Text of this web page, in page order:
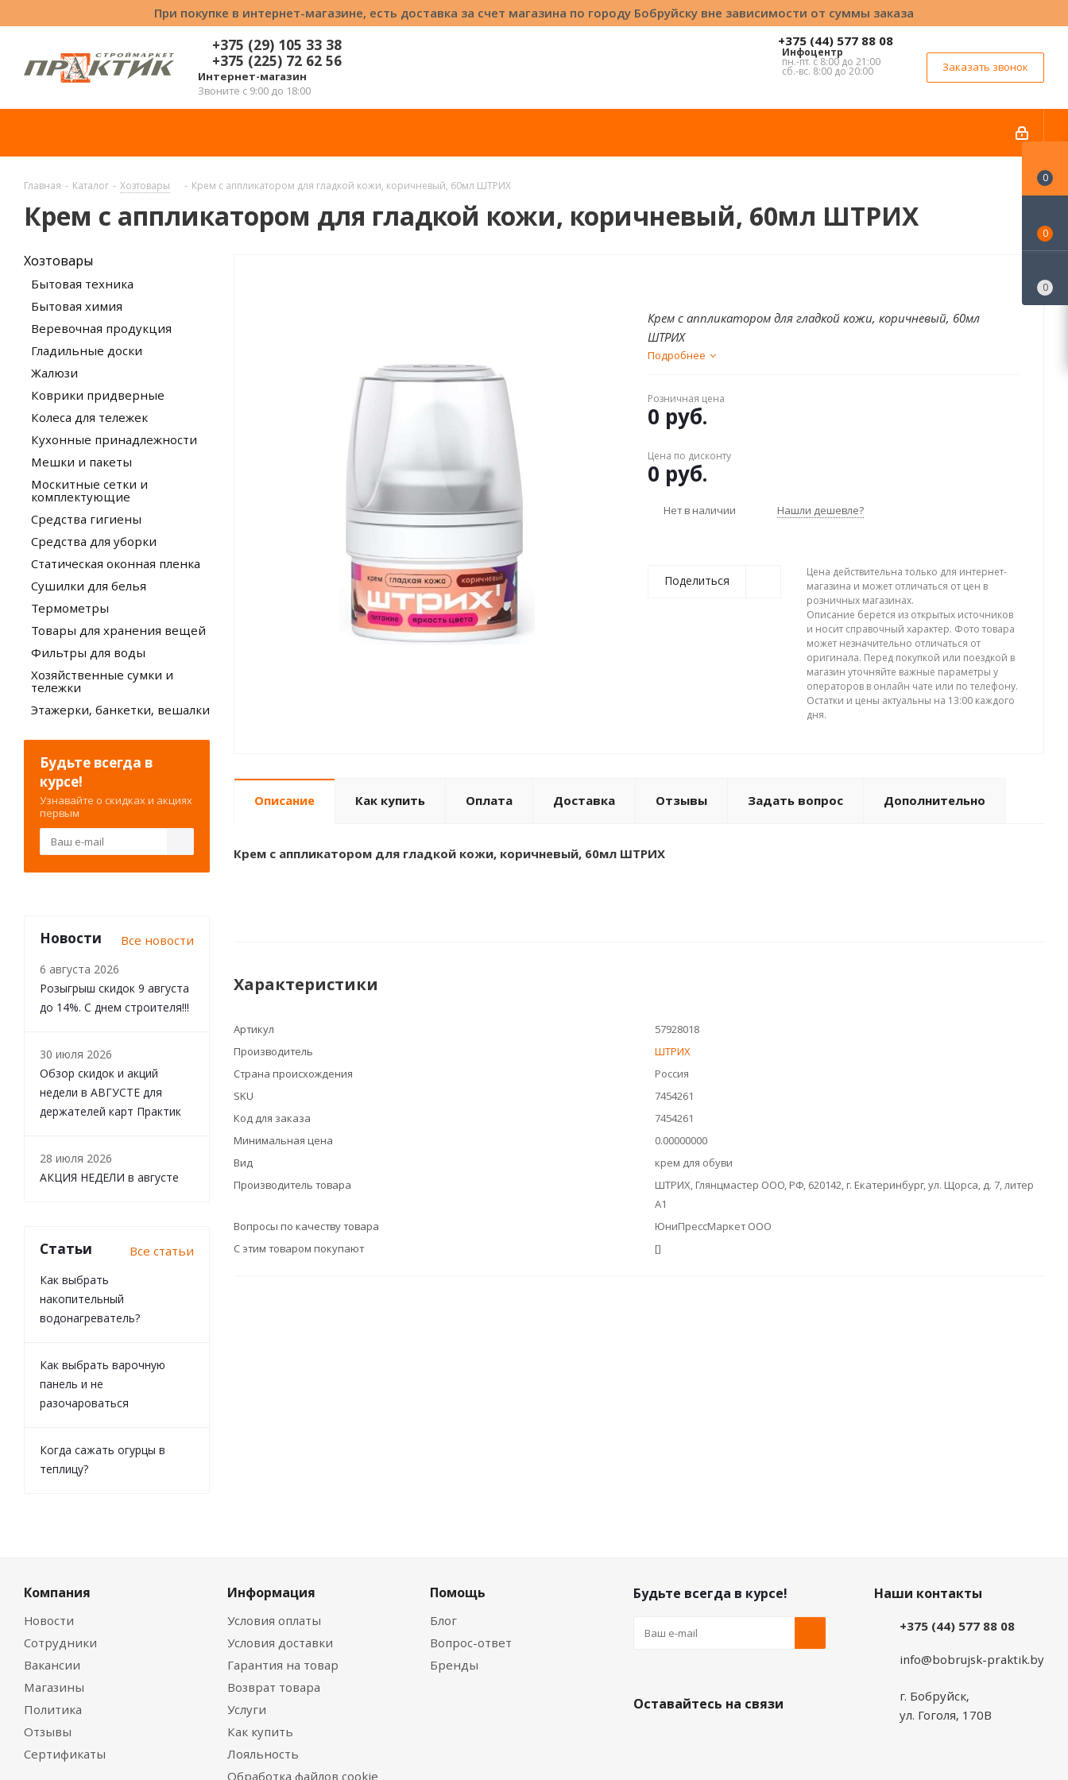
При покупке в интернет-магазине, есть доставка за счет магазина по городу Бобруйску вне зависимости от суммы заказа
+375 (29) 105 33 38
+375 (225) 72 62 56
Интернет-магазин
Звоните с 9:00 до 18:00
+375 (44) 577 88 08
Инфоцентр
пн.-пт. с 8:00 до 21:00
сб.-вс. 8:00 до 20:00 Заказать звонок
Главная - Каталог - Хозтовары - Крем с аппликатором для гладкой кожи, коричневый, 60мл ШТРИХ
Крем с аппликатором для гладкой кожи, коричневый, 60мл ШТРИХ
Крем с аппликатором для гладкой кожи, коричневый, 60мл
ШТРИХ
Подробнее
Розничная цена
0 руб.
Цена по дисконту
0 руб.
Нет в наличии Нашли дешевле?
Поделиться
Цена действительна только для интернет-
магазина и может отличаться от цен в
розничных магазинах.
Описание берется из открытых источников
и носит справочный характер. Фото товара
может незначительно отличаться от
оригинала. Перед покупкой или поездкой в
магазин уточняйте важные параметры у
операторов в онлайн чате или по телефону.
Остатки и цены актуальны на 13:00 каждого
дня.
Описание Как купить Оплата Доставка Отзывы Задать вопрос Дополнительно
Крем с аппликатором для гладкой кожи, коричневый, 60мл ШТРИХ
Характеристики
Артикул
57928018
Производитель
ШТРИХ
Страна происхождения
Россия
SKU
7454261
Код для заказа
7454261
Минимальная цена
0.00000000
Вид
крем для обуви
Производитель товара
ШТРИХ, Глянцмастер ООО, РФ, 620142, г. Екатеринбург, ул. Щорса, д. 7, литер
А1
Вопросы по качеству товара
ЮниПрессМаркет ООО
С этим товаром покупают
[]
Хозтовары
Бытовая техника
Бытовая химия
Веревочная продукция
Гладильные доски
Жалюзи
Коврики придверные
Колеса для тележек
Кухонные принадлежности
Мешки и пакеты
Москитные сетки и
комплектующие
Средства гигиены
Средства для уборки
Статическая оконная пленка
Сушилки для белья
Термометры
Товары для хранения вещей
Фильтры для воды
Хозяйственные сумки и
тележки
Этажерки, банкетки, вешалки
Будьте всегда в
курсе!
Узнавайте о скидках и акциях
первым
Новости Все новости
6 августа 2026
Розыгрыш скидок 9 августа
до 14%. С днем строителя!!!
30 июля 2026
Обзор скидок и акций
недели в АВГУСТЕ для
держателей карт Практик
28 июля 2026
АКЦИЯ НЕДЕЛИ в августе
Статьи Все статьи
Как выбрать
накопительный
водонагреватель?
Как выбрать варочную
панель и не
разочароваться
Когда сажать огурцы в
теплицу?
Компания
Новости
Сотрудники
Вакансии
Магазины
Политика
Отзывы
Сертификаты
Информация
Условия оплаты
Условия доставки
Гарантия на товар
Возврат товара
Услуги
Как купить
Лояльность
Обработка файлов cookie
Помощь
Блог
Вопрос-ответ
Бренды
Будьте всегда в курсе!
Оставайтесь на связи
Наши контакты
+375 (44) 577 88 08
info@bobrujsk-praktik.by
г. Бобруйск,
ул. Гоголя, 170В
0
0
0